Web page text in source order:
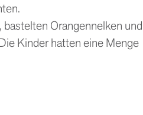
Orangennelken und
Kinder hatten eine Menge